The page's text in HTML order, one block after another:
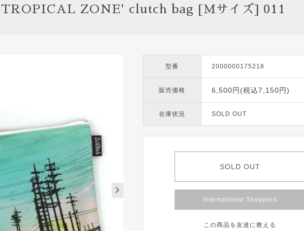
ZONE' clutch bag [Mサイズ] 011
型番 2000000175218
販売価格 6,500円(税込7,150円)
在庫状況 SOLD OUT
SOLD OUT
International Shoppers
この商品を友達に教える